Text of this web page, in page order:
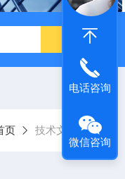
式浊度仪 北斗星水质
页 技术文章
电话咨询
微信咨询